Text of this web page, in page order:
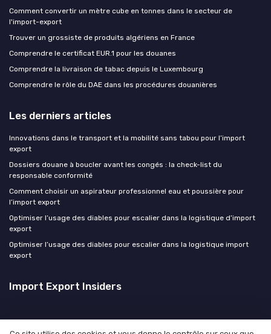
Comment convertir un mètre cube en tonnes dans le secteur de
l'import-export
Trouver un grossiste de produits algériens en France
Comprendre le certificat EUR.1 pour les douanes
Comprendre la livraison de tabac depuis le Luxembourg
Comprendre le rôle du DAE dans les procédures douanières
Les derniers articles
Innovations dans le transport et la mobilité sans tabou pour l’import
export
Dossiers douane à boucler avant les congés : la check-list du
responsable conformité
Comment choisir un aspirateur professionnel eau et poussière pour
l’import export
Optimiser l’usage des diables pour escalier dans la logistique d’import
export
Optimiser l’usage des diables pour escalier dans la logistique import
export
Import Export Insiders